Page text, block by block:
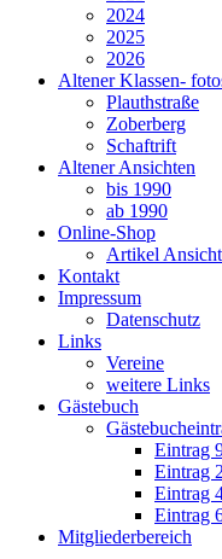
2024
2025
2026
Altener Klassen-
Plauthstraße
Zoberberg
Schaftrift
Altener Ansichten
bis 1990
ab 1990
Online-Shop
Artikel
Kontakt
Impressum
Datenschutz
Links
Vereine
weitere Links
Gästebuch
Eintrag
Eintrag
Eintrag
Eintrag
Mitgliederbereich